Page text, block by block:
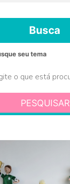
Busca
PESQUISAR